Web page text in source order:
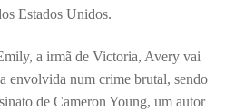
Estados Unidos.
a irmã de Victoria, Avery vai
envolvida num crime brutal, sendo
de Cameron Young, um autor